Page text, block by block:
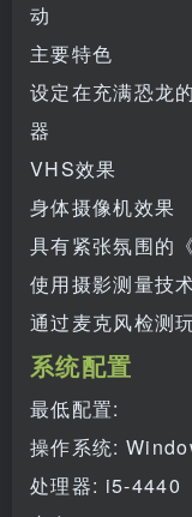
动
主要特色
设定在充满恐龙
器
VHS效果
身体摄像机效果
具有紧张氛围的
使用摄影测量技
通过麦克风检测
系统配置
最低配置:
操作系统:
处理器: i5-4440